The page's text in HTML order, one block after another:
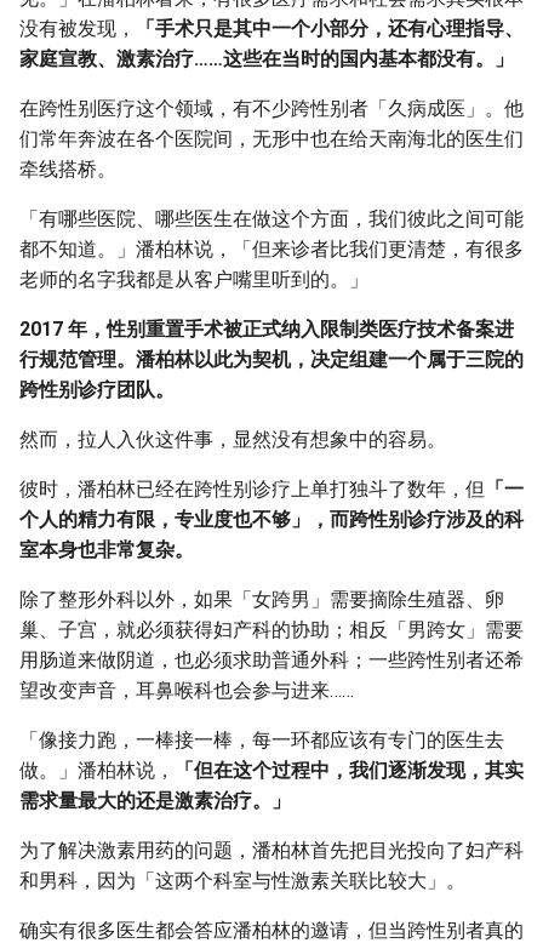
没有被发现，
「手术只是其中一个小部分，还有心理指导、
家庭宣教、激素治疗……这些在当时的国内基本都没有。」
在跨性别医疗这个领域，有不少跨性别者「久病成医」。他
们常年奔波在各个医院间，无形中也在给天南海北的医生们
牵线搭桥。
「有哪些医院、哪些医生在做这个方面，我们彼此之间可能
都不知道。」潘柏林说，「但来诊者比我们更清楚，有很多
老师的名字我都是从客户嘴里听到的。」
2017 年，性别重置手术被正式纳入限制类医疗技术备案进
行规范管理。潘柏林以此为契机，决定组建一个属于三院的
跨性别诊疗团队。
然而，拉人入伙这件事，显然没有想象中的容易。
彼时，潘柏林已经在跨性别诊疗上单打独斗了数年，但 「一
个人的精力有限，专业度也不够」，而跨性别诊疗涉及的科
室本身也非常复杂。
除了整形外科以外，如果「女跨男」需要摘除生殖器、卵
巢、子宫，就必须获得妇产科的协助；相反「男跨女」需要
用肠道来做阴道，也必须求助普通外科；一些跨性别者还希
望改变声音，耳鼻喉科也会参与进来……
「像接力跑，一棒接一棒，每一环都应该有专门的医生去
做。」潘柏林说，
「但在这个过程中，我们逐渐发现，其实
需求量最大的还是激素治疗。」
为了解决激素用药的问题，潘柏林首先把目光投向了妇产科
和男科，因为「这两个科室与性激素关联比较大」。
确实有很多医生都会答应潘柏林的邀请，但当跨性别者真的